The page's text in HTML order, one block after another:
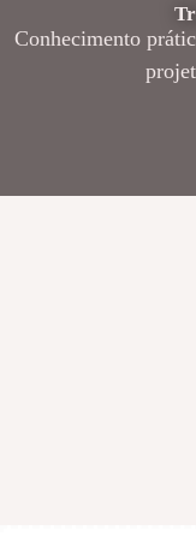
Conhecimento